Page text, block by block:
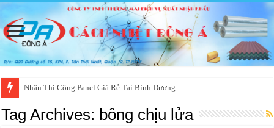
Nhận Thi Công Panel Giá Rẻ Tại Bình Dương
Tag Archives: bông chịu lửa